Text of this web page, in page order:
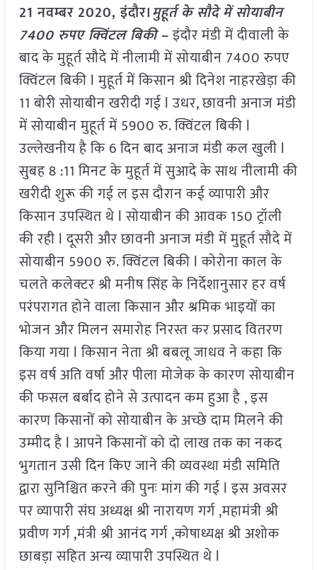
21 नवम्बर 2020, इंदौर।मुहूर्त के सौदे में सोयाबीन
7400 रुपए क्विंटल बिकी–इंदौर मंडी में दीवाली के
बाद के मुहूर्त सौदे में नीलामी में सोयाबीन 7400 रुपए
क्विंटल बिकी l मुहूर्त में किसान श्री दिनेश नाहरखेड़ा की
11 बोरी सोयाबीन खरीदी गई l उधर, छावनी अनाज मंडी
में सोयाबीन मुहूर्त में 5900 रु. क्विंटल बिकी l
उल्लेखनीय है कि 6 दिन बाद अनाज मंडी कल खुली l
सुबह 8 :11 मिनट के मुहूर्त में सुआदे के साथ नीलामी की
खरीदी शुरू की गई ल इस दौरान कई व्यापारी और
किसान उपस्थित थे l सोयाबीन की आवक 150 ट्रॉली
की रही l दूसरी और छावनी अनाज मंडी में मुहूर्त सौदे में
सोयाबीन 5900 रु. क्विंटल बिकी l कोरोना काल के
चलते कलेक्टर श्री मनीष सिंह के निर्देशानुसार हर वर्ष
परंपरागत होने वाला किसान और श्रमिक भाइयों का
भोजन और मिलन समारोह निरस्त कर प्रसाद वितरण
किया गया l किसान नेता श्री बबलू जाधव ने कहा कि
इस वर्ष अति वर्षा और पीला मोजेक के कारण सोयाबीन
की फसल बर्बाद होने से उत्पादन कम हुआ है , इस
कारण किसानों को सोयाबीन के अच्छे दाम मिलने की
उम्मीद है l आपने किसानों को दो लाख तक का नकद
भुगतान उसी दिन किए जाने की व्यवस्था मंडी समिति
द्वारा सुनिश्चित करने की पुनः मांग की गई l इस अवसर
पर व्यापारी संघ अध्यक्ष श्री नारायण गर्ग ,महामंत्री श्री
प्रवीण गर्ग ,मंत्री श्री आनंद गर्ग ,कोषाध्यक्ष श्री अशोक
छाबड़ा सहित अन्य व्यापारी उपस्थित थे l